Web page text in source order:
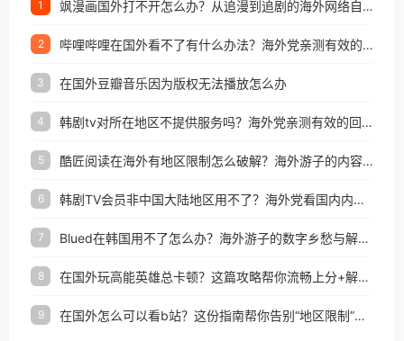
1 飒漫画国外打不开怎么办？从追漫到追剧的海外网络自由之路
2 哔哩哔哩在国外看不了有什么办法？海外党亲测有效的回国加速解决方案
3 在国外豆瓣音乐因为版权无法播放怎么办
4 韩剧tv对所在地区不提供服务吗？海外党亲测有效的回国加速解决方案
5 酷匠阅读在海外有地区限制怎么破解？海外游子的内容归乡路
6 韩剧TV会员非中国大陆地区用不了？海外党看国内内容的加速器选择指南
7 Blued在韩国用不了怎么办？海外游子的数字乡愁与解决方案
8 在国外玩高能英雄总卡顿？这篇攻略帮你流畅上分+解锁国内影音自由
9 在国外怎么可以看b站？这份指南帮你告别“地区限制”的烦恼